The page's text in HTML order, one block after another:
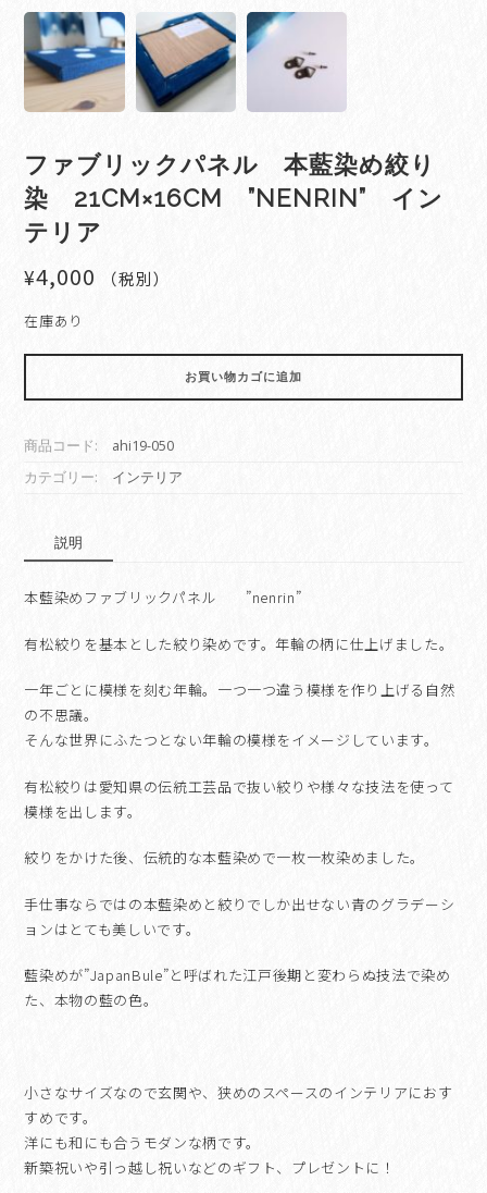
ファブリックパネル 本藍染め絞り
染 21CM×16CM ”NENRIN” イン
テリア
¥4,000 （税別）
在庫あり
ッ
ク
藍
め
り
染
21cm×16cm ”nenrin"
イ
ン
テ
リ
個
お買い物カゴに追加
商品コード:
ahi19-050
カテゴリー:
インテリア
説明
本藍染めファブリックパネル ”nenrin”
有松絞りを基本とした絞り染めです。年輪の柄に仕上げました。
一年ごとに模様を刻む年輪。一つ一つ違う模様を作り上げる自然
の不思議。
そんな世界にふたつとない年輪の模様をイメージしています。
有松絞りは愛知県の伝統工芸品で抜い絞りや様々な技法を使って
模様を出します。
絞りをかけた後、伝統的な本藍染めで一枚一枚染めました。
手仕事ならではの本藍染めと絞りでしか出せない青のグラデーシ
ョンはとても美しいです。
藍染めが”JapanBule”と呼ばれた江戸後期と変わらぬ技法で染め
た、本物の藍の色。
小さなサイズなので玄関や、狭めのスペースのインテリアにおす
すめです。
洋にも和にも合うモダンな柄です。
新築祝いや引っ越し祝いなどのギフト、プレゼントに！